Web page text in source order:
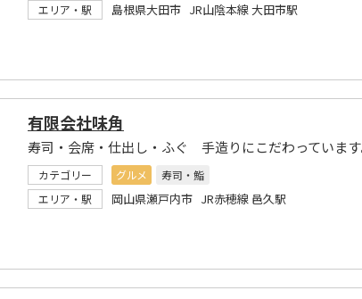
エリア・駅
島根県大田市 JR山陰本線 大田市駅
有限会社味角
カテゴリー グルメ
寿司・鮨
エリア・駅
岡山県瀬戸内市 JR赤穂線 邑久駅